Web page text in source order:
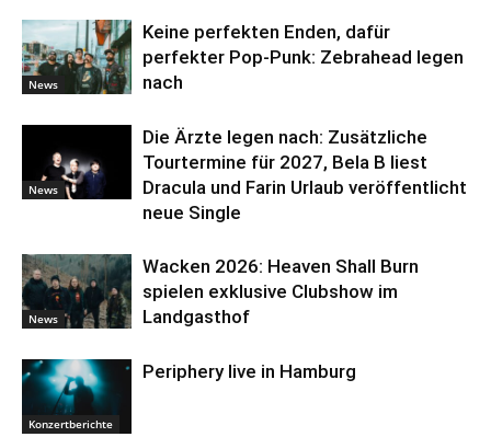
News
Keine perfekten Enden, dafür
perfekter Pop-Punk: Zebrahead legen
nach
News
Die Ärzte legen nach: Zusätzliche
Tourtermine für 2027, Bela B liest
Dracula und Farin Urlaub veröffentlicht
neue Single
News
Wacken 2026: Heaven Shall Burn
spielen exklusive Clubshow im
Landgasthof
Konzertberichte
Periphery live in Hamburg